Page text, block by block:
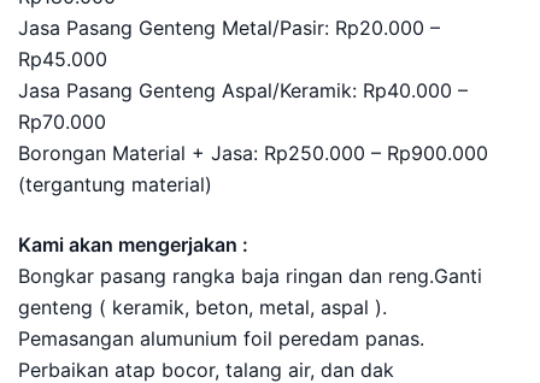
Jasa Pasang Genteng Metal/Pasir: Rp20.000 –
Rp45.000
Jasa Pasang Genteng Aspal/Keramik: Rp40.000 –
Rp70.000
Borongan Material + Jasa: Rp250.000 – Rp900.000
(tergantung material)
Kami akan mengerjakan :
Bongkar pasang rangka baja ringan dan reng.Ganti
genteng ( keramik, beton, metal, aspal ).
Pemasangan alumunium foil peredam panas.
Perbaikan atap bocor, talang air, dan dak